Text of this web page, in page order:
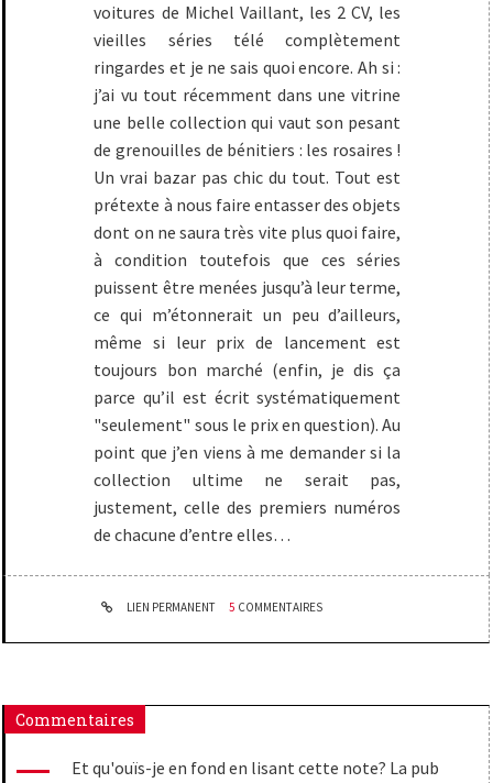
voitures de Michel Vaillant, les 2 CV, les
vieilles séries télé complètement
ringardes et je ne sais quoi encore. Ah si :
j’ai vu tout récemment dans une vitrine
une belle collection qui vaut son pesant
de grenouilles de bénitiers : les rosaires !
Un vrai bazar pas chic du tout. Tout est
prétexte à nous faire entasser des objets
dont on ne saura très vite plus quoi faire,
à condition toutefois que ces séries
puissent être menées jusqu’à leur terme,
ce qui m’étonnerait un peu d’ailleurs,
même si leur prix de lancement est
toujours bon marché (enfin, je dis ça
parce qu’il est écrit systématiquement
"seulement" sous le prix en question). Au
point que j’en viens à me demander si la
collection ultime ne serait pas,
justement, celle des premiers numéros
de chacune d’entre elles…
LIEN PERMANENT 5 COMMENTAIRES
Commentaires
Et qu'ouïs-je en fond en lisant cette note? La pub